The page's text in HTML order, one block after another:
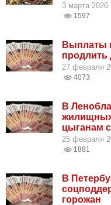
3 марта 2026
1597
Выплаты
продлить
27 февраля
4073
В
цыганам
25 февраля
1881
В
горожан